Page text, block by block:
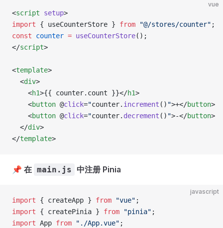
vue
<script setup>
import { useCounterStore } from "@/stores/counter" ;
const counter = useCounterStore();
</script>
<template>
  <
div>
    <
h1>{{ counter.count }}</h1>
    <
button @click="counter. increment () ">+</button>
    <
button @click="counter. decrement () ">-</button>
  </
div>
</template>
📌 在 main.js 中注册 Pinia
javascript
import { createApp } from "vue" ;
import { createPinia } from "pinia" ;
import App from "./App.vue" ;